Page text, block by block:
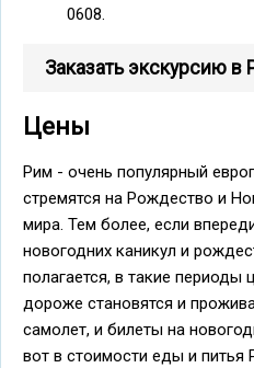
0608.
Заказать экскурсию
Цены
Рим - очень популярный
стремятся на Рождество и
мира. Тем более, если
новогодних каникул и
полагается, в такие
дороже становятся и
самолет, и билеты на
вот в стоимости еды и питья